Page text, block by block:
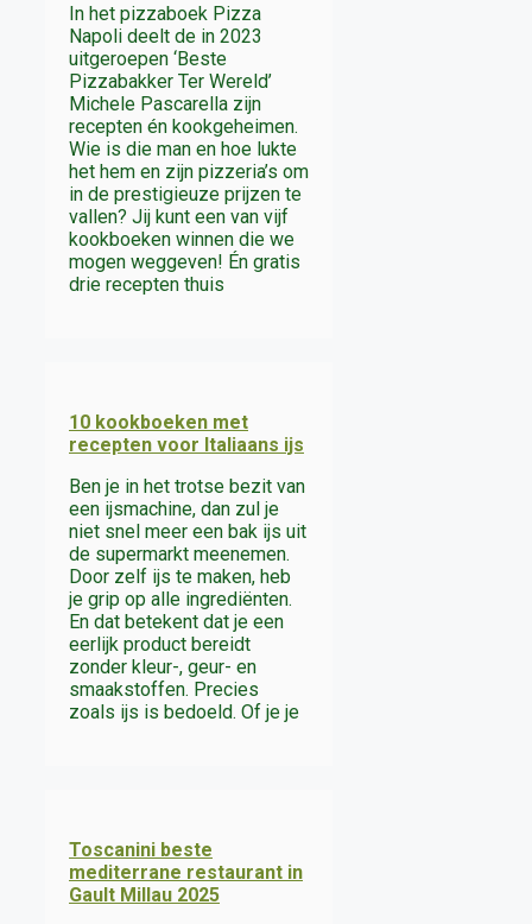
In het pizzaboek Pizza
Napoli deelt de in 2023
uitgeroepen ‘Beste
Pizzabakker Ter Wereld’
Michele Pascarella zijn
recepten én kookgeheimen.
Wie is die man en hoe lukte
het hem en zijn pizzeria’s om
in de prestigieuze prijzen te
vallen? Jij kunt een van vijf
kookboeken winnen die we
mogen weggeven! Én gratis
drie recepten thuis
10 kookboeken met
recepten voor Italiaans ijs
Ben je in het trotse bezit van
een ijsmachine, dan zul je
niet snel meer een bak ijs uit
de supermarkt meenemen.
Door zelf ijs te maken, heb
je grip op alle ingrediënten.
En dat betekent dat je een
eerlijk product bereidt
zonder kleur-, geur- en
smaakstoffen. Precies
zoals ijs is bedoeld. Of je je
Toscanini beste
mediterrane restaurant in
Gault Millau 2025